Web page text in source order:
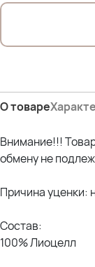
О товаре
Внимание!!!
обмену не
Причина уценки:
Состав:
100% Лиоцелл